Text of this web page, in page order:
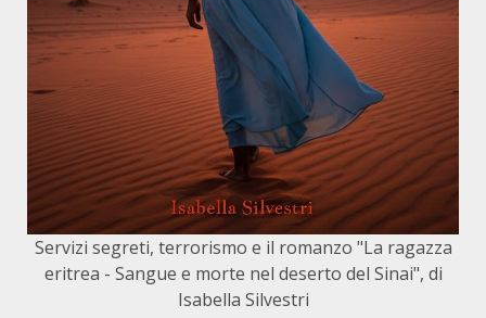
Servizi segreti, terrorismo e il romanzo "La ragazza
eritrea - Sangue e morte nel deserto del Sinai", di
Isabella Silvestri